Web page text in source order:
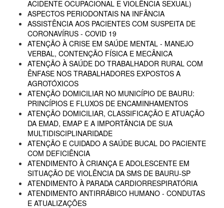
ACIDENTE OCUPACIONAL E VIOLÊNCIA SEXUAL)
ASPECTOS PERIODONTAIS NA INFÂNCIA
ASSISTÊNCIA AOS PACIENTES COM SUSPEITA DE
CORONAVÍRUS - COVID 19
ATENÇÃO À CRISE EM SAÚDE MENTAL - MANEJO
VERBAL, CONTENÇÃO FÍSICA E MECÂNICA
ATENÇÃO À SAÚDE DO TRABALHADOR RURAL COM
ÊNFASE NOS TRABALHADORES EXPOSTOS A
AGROTÓXICOS
ATENÇÃO DOMICILIAR NO MUNICÍPIO DE BAURU:
PRINCÍPIOS E FLUXOS DE ENCAMINHAMENTOS
ATENÇÃO DOMICILIAR, CLASSIFICAÇÃO E ATUAÇÃO
DA EMAD, EMAP E A IMPORTÂNCIA DE SUA
MULTIDISCIPLINARIDADE
ATENÇÃO E CUIDADO A SAÚDE BUCAL DO PACIENTE
COM DEFICIÊNCIA
ATENDIMENTO À CRIANÇA E ADOLESCENTE EM
SITUAÇÃO DE VIOLÊNCIA DA SMS DE BAURU-SP
ATENDIMENTO À PARADA CARDIORRESPIRATÓRIA
ATENDIMENTO ANTIRRÁBICO HUMANO - CONDUTAS
E ATUALIZAÇÕES